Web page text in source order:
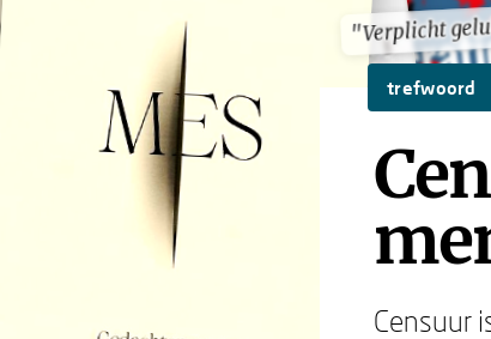
"Verplicht
"Verplicht
trefwoord
Censuur